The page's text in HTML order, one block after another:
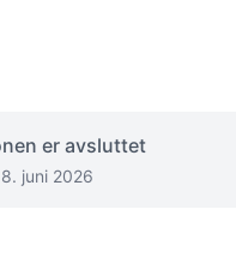
er avsluttet
juni 2026